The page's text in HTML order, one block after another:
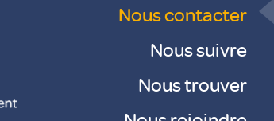
Nous contacter
Nous suivre
Nous trouver